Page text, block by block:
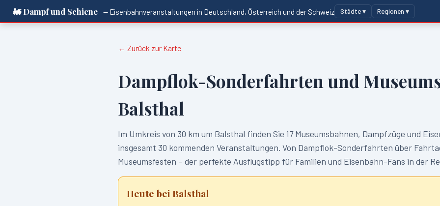
🚂 Dampf und Schiene — Eisenbahnveranstaltungen in Deutschland, Österreich und der Schweiz Städte ▾ Regionen ▾
← Zurück zur Karte
Dampflok-Sonderfahrten und
Balsthal
Im Umkreis von 30 km um Balsthal finden Sie 17Museumsbahnen, Dampfzüge und
insgesamt 30 kommenden Veranstaltungen. Von Dampflok-Sonderfahrten über
Museumsfesten – der perfekte Ausflugstipp für Familien und Eisenbahn-Fans in der
Heute beiBalsthal